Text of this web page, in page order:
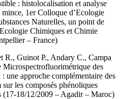
: histolocalisation et analyse
1er Colloque d’Ecologie
Naturelles, un point de
Chimiques et Chimie
– France)
R., Guinot P., Andary C., Campa
des
une approche complémentaire des
les composés phénoliques
(17-18/12/2009 – Agadir – Maroc)